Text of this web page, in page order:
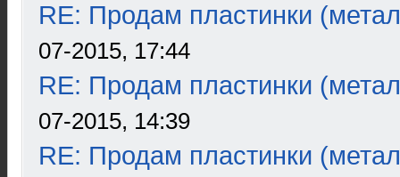
RE: Продам пластинки
07-2015, 17:44
RE: Продам пластинки
07-2015, 14:39
RE: Продам пластинки